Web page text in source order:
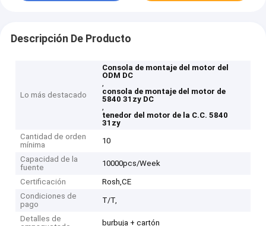
Descripción De Producto
Lo más destacado
Consola de montaje del motor del
ODM DC
,
consola de montaje del motor de
5840 31zy DC
,
tenedor del motor de la C.C. 5840
31zy
Cantidad de orden
mínima
10
Capacidad de la
fuente
10000pcs/Week
Certificación
Rosh,CE
Condiciones de
pago
T/T,
Detalles de
burbuja + cartón